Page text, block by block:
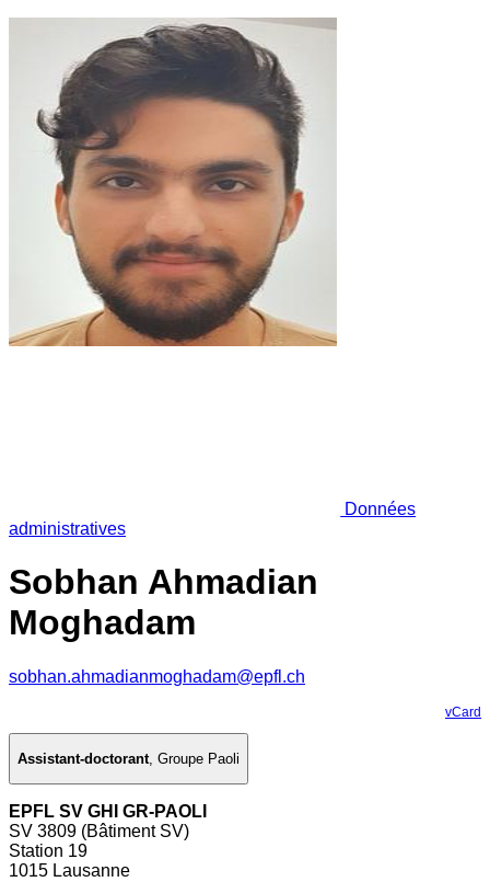
Données
administratives
Sobhan Ahmadian
Moghadam
sobhan.ahmadianmoghadam@epfl.ch
vCard
Assistant-doctorant, Groupe Paoli
EPFL SV GHI GR-PAOLI
SV 3809 (Bâtiment SV)
Station 19
1015 Lausanne